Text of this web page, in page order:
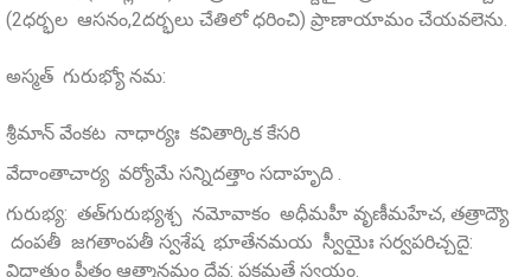
(2ధర్భల ఆసనం,2దర్భలు చేతిలో ధరించి) ప్రాణాయామం చేయవలెను.
అస్మత్‌ గురుభ్యో నమ:
శ్రీమాన్‌ వేంకట నాధార్యః కవితార్కిక కేసరి
వేదాంతాచార్య వర్యోమే సన్నిదత్తాం సదాహృది .
గురుభ్య: తత్‌గురుభ్యశ్చ నమోవాకం అధీమహీ వృణీమహేచ, తత్రాద్యౌ
దంపతీ జగతాంపతీ స్వశేష భూతేనమయ స్వీయైః సర్వపరిచ్చదై:
విధాతుం ప్రీతం ఆత్మానమం దేవ: ప్రక్రమతే స్వయం.